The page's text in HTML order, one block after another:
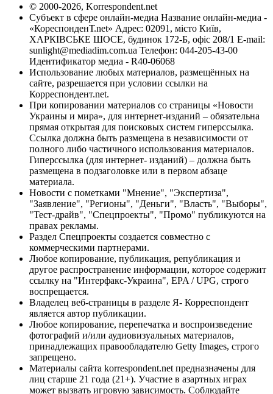
© 2000-2026, Korrespondent.net
Субъект в сфере онлайн-медиа Название онлайн-медиа -
«КореспонденТ.net» Адрес: 02091, місто Київ,
ХАРКІВСЬКЕ ШОСЕ, будинок 172-Б, офіс 208/1 E-mail:
sunlight@mediadim.com.ua Телефон: 044-205-43-00
Идентификатор медиа - R40-06068
Использование любых материалов, размещённых на
сайте, разрешается при условии ссылки на
Корреспондент.net.
При копировании материалов со страницы «Новости
Украины и мира», для интернет-изданий – обязательна
прямая открытая для поисковых систем гиперссылка.
Ссылка должна быть размещена в независимости от
полного либо частичного использования материалов.
Гиперссылка (для интернет- изданий) – должна быть
размещена в подзаголовке или в первом абзаце
материала.
Новости с пометками "Мнение", "Экспертиза",
"Заявление", "Регионы", "Деньги", "Власть", "Выборы",
"Тест-драйв", "Спецпроекты", "Промо" публикуются на
правах рекламы.
Раздел Спецпроекты создается совместно с
коммерческими партнерами.
Любое копирование, публикация, републикация и
другое распространение информации, которое содержит
ссылку на "Интерфакс-Украина", EPA / UPG, строго
воспрещается.
Владелец веб-страницы в разделе Я- Корреспондент
является автор публикации.
Любое копирование, перепечатка и воспроизведение
фотографий и/или аудиовизуальных материалов,
принадлежащих правообладателю Getty Images, строго
запрещено.
Материалы сайта korrespondent.net предназначены для
лиц старше 21 года (21+). Участие в азартных играх
может вызвать игровую зависимость. Соблюдайте